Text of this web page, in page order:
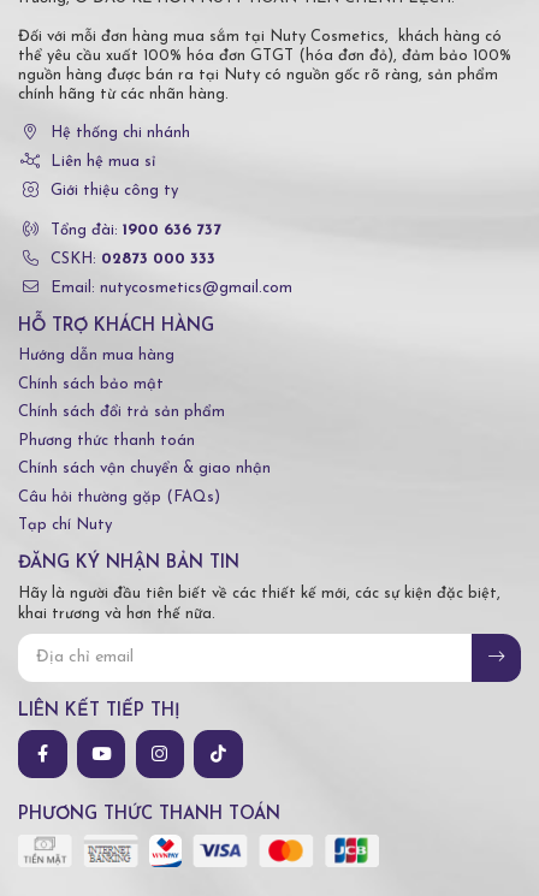
Đối với mỗi đơn hàng mua sắm tại Nuty Cosmetics, khách hàng có
thể yêu cầu xuất 100% hóa đơn GTGT (hóa đơn đỏ), đảm bảo 100%
nguồn hàng được bán ra tại Nuty có nguồn gốc rõ ràng, sản phẩm
chính hãng từ các nhãn hàng.
Hệ thống chi nhánh
Liên hệ mua sỉ
Giới thiệu công ty
Tổng đài: 1900 636 737
CSKH: 02873 000 333
Email: nutycosmetics@gmail.com
HỖ TRỢ KHÁCH HÀNG
Hướng dẫn mua hàng
Chính sách bảo mật
Chính sách đổi trả sản phẩm
Phương thức thanh toán
Chính sách vận chuyển & giao nhận
Câu hỏi thường gặp (FAQs)
Tạp chí Nuty
ĐĂNG KÝ NHẬN BẢN TIN
Hãy là người đầu tiên biết về các thiết kế mới, các sự kiện đặc biệt,
khai trương và hơn thế nữa.
LIÊN KẾT TIẾP THỊ
PHƯƠNG THỨC THANH TOÁN